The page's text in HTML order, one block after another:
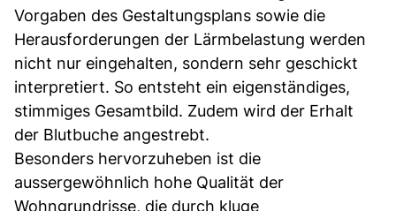
Vorgaben des Gestaltungsplans sowie die
Herausforderungen der Lärmbelastung werden
nicht nur eingehalten, sondern sehr geschickt
interpretiert. So entsteht ein eigenständiges,
stimmiges Gesamtbild. Zudem wird der Erhalt
der Blutbuche angestrebt.
Besonders hervorzuheben ist die
aussergewöhnlich hohe Qualität der
Wohngrundrisse, die durch kluge